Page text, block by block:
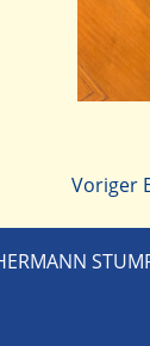
Voriger